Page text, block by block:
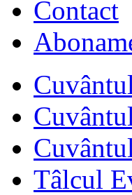
Contact
Tâlcul